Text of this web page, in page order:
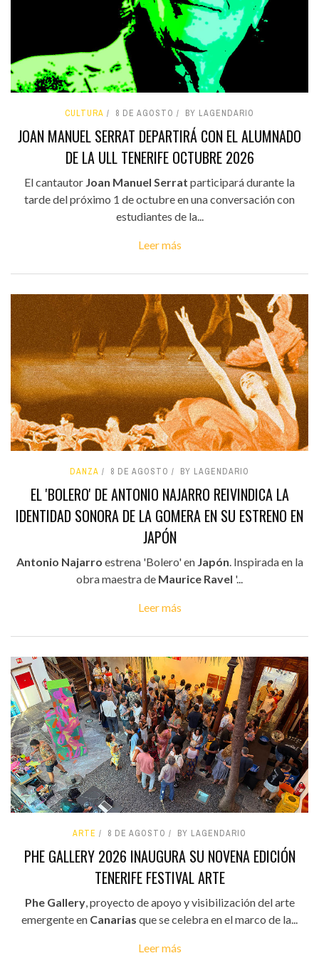
CULTURA 8 DE AGOSTO BY LAGENDARIO
JOAN MANUEL SERRAT DEPARTIRÁ CON EL ALUMNADO
DE LA ULL TENERIFE OCTUBRE 2026
El cantautor Joan Manuel Serrat participará durante la
tarde del próximo 1 de octubre en una conversación con
estudiantes de la...
Leer más
DANZA 8 DE AGOSTO BY LAGENDARIO
EL 'BOLERO' DE ANTONIO NAJARRO REIVINDICA LA
IDENTIDAD SONORA DE LA GOMERA EN SU ESTRENO EN
JAPÓN
Antonio Najarro estrena 'Bolero' en Japón . Inspirada en la
obra maestra de Maurice Ravel '...
Leer más
ARTE 8 DE AGOSTO BY LAGENDARIO
PHE GALLERY 2026 INAUGURA SU NOVENA EDICIÓN
TENERIFE FESTIVAL ARTE
Phe Gallery, proyecto de apoyo y visibilización del arte
emergente en Canarias que se celebra en el marco de la...
Leer más